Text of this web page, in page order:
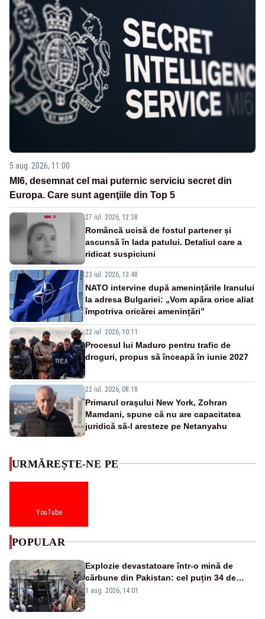
5 aug. 2026, 11:00
MI6, desemnat cel mai puternic serviciu secret din
Europa. Care sunt agenţiile din Top 5
27 iul. 2026, 12:38
Româncă ucisă de fostul partener și
ascunsă în lada patului. Detaliul care a
ridicat suspiciuni
23 iul. 2026, 13:48
NATO intervine după amenințările Iranului
la adresa Bulgariei: „Vom apăra orice aliat
împotriva oricărei amenințări”
22 iul. 2026, 10:11
Procesul lui Maduro pentru trafic de
droguri, propus să înceapă în iunie 2027
22 iul. 2026, 08:18
Primarul oraşului New York, Zohran
Mamdani, spune că nu are capacitatea
juridică să-l aresteze pe Netanyahu
URMĂREȘTE-NE PE
YouTube
POPULAR
Explozie devastatoare într-o mină de
cărbune din Pakistan: cel puțin 34 de
morți - VIDEO
1 aug. 2026, 14:01